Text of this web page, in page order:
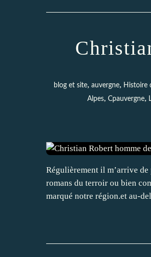
blog et site, auvergne, Histoire
Alpes, Cpauvergne,
Régulièrement il m’arrive
romans du terroir ou bien
marqué notre région.et au-